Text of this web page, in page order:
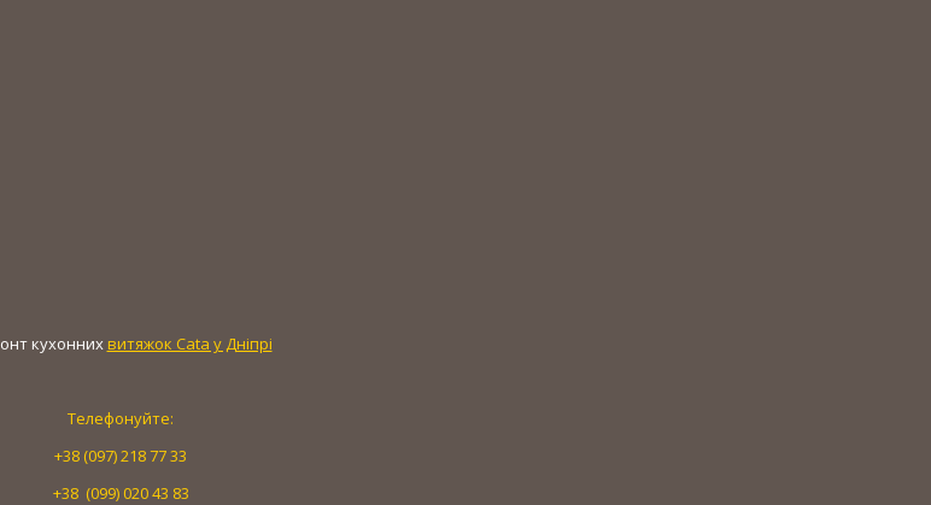
кухонних витяжок Cata у Дніпрі
Телефонуйте:
+38 (097) 218 77 33
+38 (099) 020 43 83